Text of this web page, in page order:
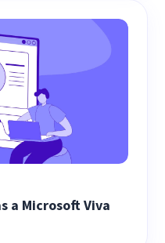
a Microsoft Viva